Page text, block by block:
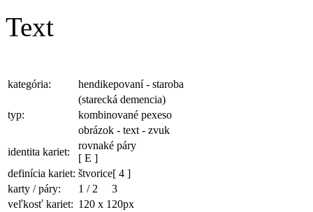
Text
kategória:
hendikepovaní - staroba
(starecká demencia)
typ:
kombinované pexeso
obrázok - text - zvuk
identita kariet:
rovnaké páry
[ E ]
definícia kariet: štvorice[ 4 ]
karty / páry:
1 / 2
3
veľkosť kariet: 120 x 120px